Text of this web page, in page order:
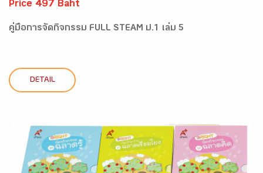
Price 497 Baht
คู่มือการจัดกิจกรรม FULL STEAM ป.1 เล่ม 5
DETAIL